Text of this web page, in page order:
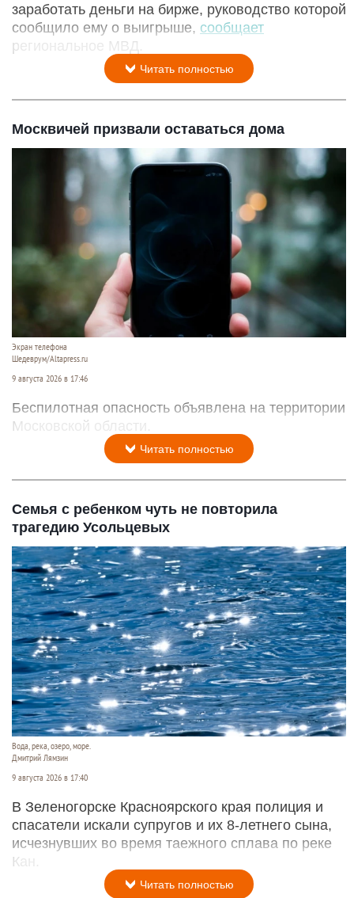
заработать деньги на бирже, руководство которой
сообщило ему о выигрыше, сообщает
региональное МВД.
Читать полностью
Москвичей призвали оставаться дома
Экран телефона
Шедеврум/Altapress.ru
9 августа 2026 в 17:46
Беспилотная опасность объявлена на территории
Московской области.
Читать полностью
Семья с ребенком чуть не повторила
трагедию Усольцевых
Вода, река, озеро, море.
Дмитрий Лямзин
9 августа 2026 в 17:40
В Зеленогорске Красноярского края полиция и
спасатели искали супругов и их 8-летнего сына,
исчезнувших во время таежного сплава по реке
Кан.
Читать полностью